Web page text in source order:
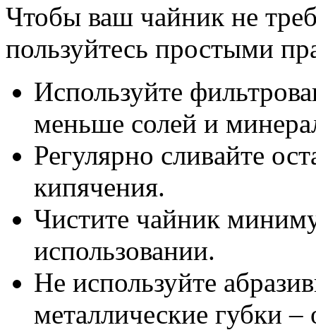
Чтобы ваш чайник не
пользуйтесь простыми
Используйте
меньше солей и
Регулярно сливaйте
кипячения.
Чистите чайник
использовании.
Не используйте
металлические губки